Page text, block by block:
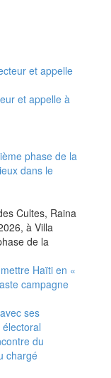
et appelle à
phase de la
dans le
Cultes, Raina
à Villa
de la
Haïti en «
campagne
ses
du
chargé